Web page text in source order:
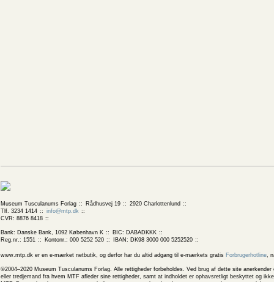
Museum Tusculanums Forlag Rådhusvej 19
2920 Charlottenlund
Tlf. 3234 1414
info@mtp.dk
CVR: 8876 8418
Bank: Danske Bank, 1092 København K
BIC: DABADKKK
Reg.nr.: 1551
Kontonr.: 000 5252 520 IBAN: DK98 3000 000 5252520
www.mtp.dk er en e-mærket netbutik, og derfor har du altid adgang til e-mærkets gratis Forbrugerhotline,
©2004–2020 Museum Tusculanums Forlag. Alle rettigheder forbeholdes. Ved brug af dette site
eller tredjemand fra hvem MTF afleder sine rettigheder, samt at indholdet er ophavsretligt beskyttet og